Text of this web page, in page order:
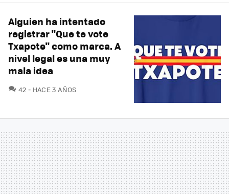
Alguien ha intentado
registrar "Que te vote
Txapote" como marca. A
nivel legal es una muy
mala idea
42 COMENTARIOS
HACE 3 AÑOS